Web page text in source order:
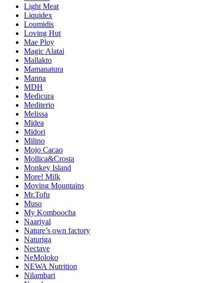
Light Meat
Liquidex
Loumidis
Loving Hut
Mae Ploy
Magic Alatai
Mallakto
Mamanatura
Manna
MDH
Medicura
Mediterio
Melissa
Midea
Midori
Milino
Mojo Cacao
Mollica&Crosta
Monkey Island
More! Milk
Moving Mountains
Mr.Tofu
Muso
My Komboocha
Naariyal
Nature’s own factory
Naturiga
Nectave
NeMoloko
NEWA Nutrition
Nilambari